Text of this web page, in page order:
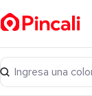
Ingresa una